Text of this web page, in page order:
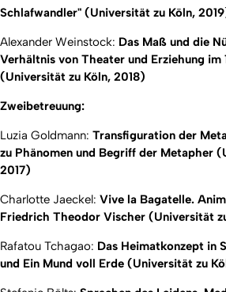
Schlafwandler" (Universität zu Köln,
Alexander Weinstock: Das Maß und die
Verhältnis von Theater und Erziehung im
(Universität zu Köln, 2018)
Zweibetreuung:
Luzia Goldmann: Transfiguration der
zu Phänomen und Begriff der Metapher
2017)
Charlotte Jaeckel: Vive la Bagatelle.
Friedrich Theodor Vischer (Universität
Rafatou Tchagao: Das Heimatkonzept in
und Ein Mund voll Erde (Universität zu